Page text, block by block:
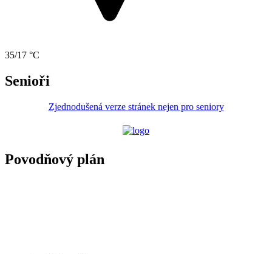
35/17 °C
Senioři
Zjednodušená verze stránek nejen pro seniory
Povodňový plán